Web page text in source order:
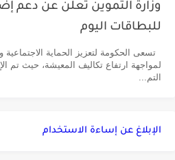
للبطاقات اليوم
تسعى الحكومة لتعزيز الحماية الاجتماعية
لمواجهة ارتفاع تكاليف المعيشة، حيث تم
التم...
الإبلاغ عن إساءة الاستخدام